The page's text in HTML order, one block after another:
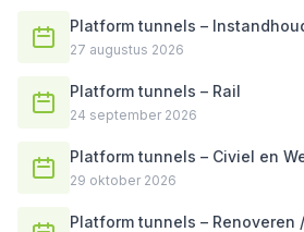
Platform tunnels –
27 augustus 2026
Platform tunnels – Rail
24 september 2026
Platform tunnels – Civiel en
29 oktober 2026
Platform tunnels – Renoveren